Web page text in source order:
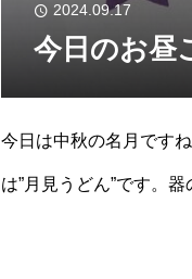
2024.09.17
今日のお昼
今日は中秋の名月です
は”月見うどん”です。